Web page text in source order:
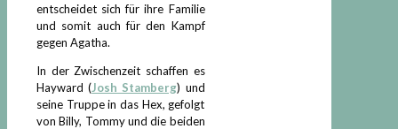
entscheidet sich für ihre Familie
und somit auch für den Kampf
gegen Agatha.
In der Zwischenzeit schaffen es
Hayward (Josh Stamberg) und
seine Truppe in das Hex, gefolgt
von Billy, Tommy und die beiden